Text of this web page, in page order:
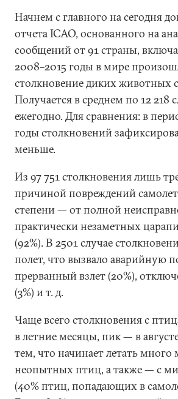
Начнем с главного на сегодня
отчета ICAO, основанного на
сообщений от 91 страны,
2008–2015 годы в мире
столкновение диких животных
Получается в среднем по 12 218
ежегодно. Для сравнения: в
годы столкновений
меньше.
Из 97 751 столкновения лишь
причиной повреждений
степени — от полной
практически незаметных
(92%). В 2501 случае
полет, что вызвало аварийную
прерванный взлет (20%),
(3%) и т. д.
Чаще всего столкновения с
в летние месяцы, пик — в
тем, что начинает летать
неопытных птиц, а также — с
(40% птиц, попадающих в